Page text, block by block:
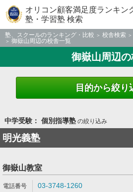
オリコン顧客満足度ランキン
塾・学習塾 検索
塾、スクールのランキング・比較 校舎検索
御嶽山周辺の校舎一覧
御嶽山周辺
目的から絞り
中学受験： 個別指導塾の絞り込み
明光義塾
御嶽山教室
03-3748-1260